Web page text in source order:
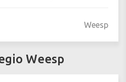
Weesp
Weesp